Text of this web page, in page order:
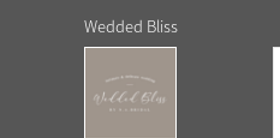
Wedded Bliss